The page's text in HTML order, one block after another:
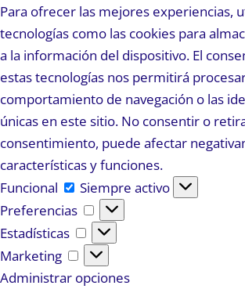
Para ofrecer las mejores experiencias,
tecnologías como las cookies para
a la información del dispositivo. El
estas tecnologías nos permitirá
comportamiento de navegación o las
únicas en este sitio. No consentir o
consentimiento, puede afectar
características y funciones.
Funcional
Funcional
Siempre activo
Preferencias
Preferencias
Estadísticas
Estadísticas
Marketing
Marketing
Administrar opciones